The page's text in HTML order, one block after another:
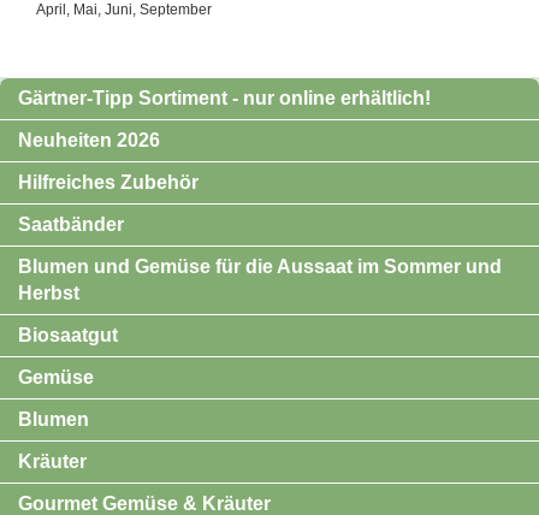
April, Mai, Juni, September
Gärtner-Tipp Sortiment - nur online erhältlich!
Neuheiten 2026
Hilfreiches Zubehör
Saatbänder
Blumen und Gemüse für die Aussaat im Sommer und
Herbst
Biosaatgut
Gemüse
Blumen
Kräuter
Gourmet Gemüse & Kräuter